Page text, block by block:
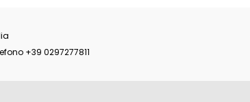
+39 0297277811